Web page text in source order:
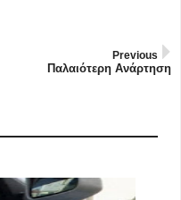
Previous
Παλαιότερη Ανάρτηση